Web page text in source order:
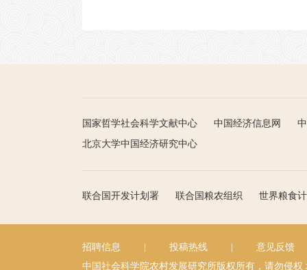
国家哲学社会科学文献中心 中国经济信息网
北京大学中国经济研究中心
联合国开发计划署 联合国粮农组织 世界粮食
招聘信息 投稿热线
意见反馈
中国社会科学院农村发展研究所版权所有，请勿侵权